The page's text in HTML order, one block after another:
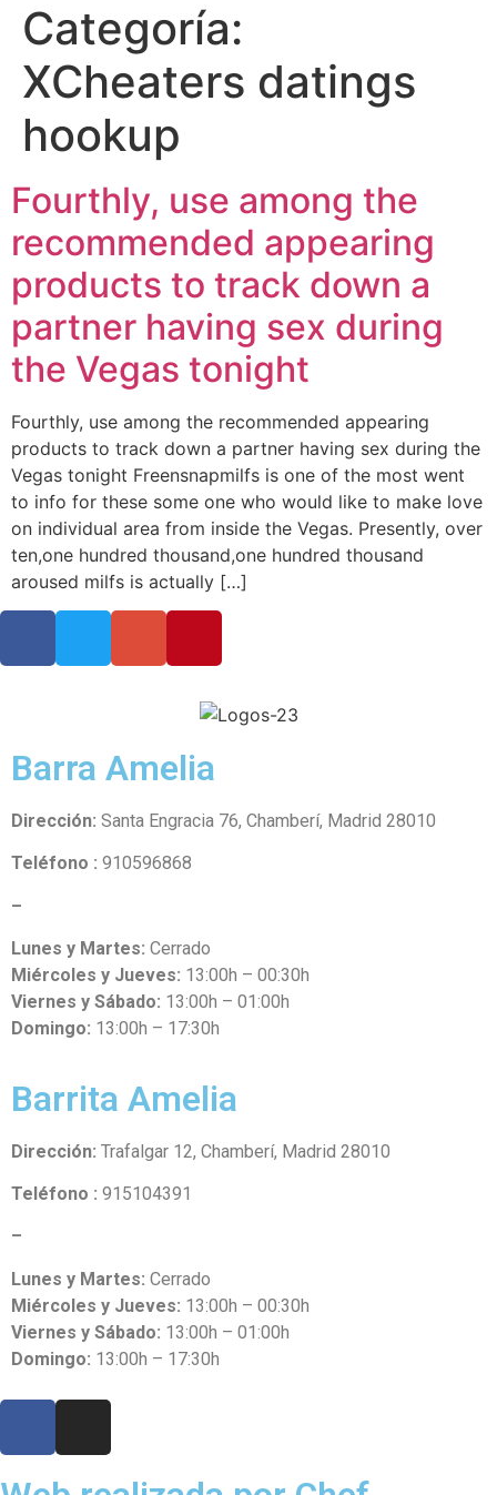
Categoría:
XCheaters datings
hookup
Fourthly, use among the
recommended appearing
products to track down a
partner having sex during
the Vegas tonight
Fourthly, use among the recommended appearing
products to track down a partner having sex during the
Vegas tonight Freensnapmilfs is one of the most went
to info for these some one who would like to make love
on individual area from inside the Vegas. Presently, over
ten,one hundred thousand,one hundred thousand
aroused milfs is actually […]
Barra Amelia
Dirección: Santa Engracia 76, Chamberí, Madrid 28010
Teléfono : 910596868
–
Lunes y Martes: Cerrado
Miércoles y Jueves: 13:00h – 00:30h
Viernes y Sábado: 13:00h – 01:00h
Domingo: 13:00h – 17:30h
Barrita Amelia
Dirección: Trafalgar 12, Chamberí, Madrid 28010
Teléfono : 915104391
–
Lunes y Martes: Cerrado
Miércoles y Jueves: 13:00h – 00:30h
Viernes y Sábado: 13:00h – 01:00h
Domingo: 13:00h – 17:30h